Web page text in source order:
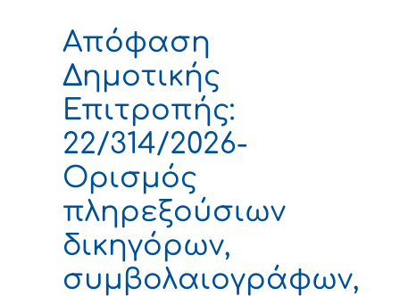
Απόφαση
Δημοτικής
Επιτροπής:
22/314/2026-
Ορισμός
πληρεξούσιων
δικηγόρων,
συμβολαιογράφων,